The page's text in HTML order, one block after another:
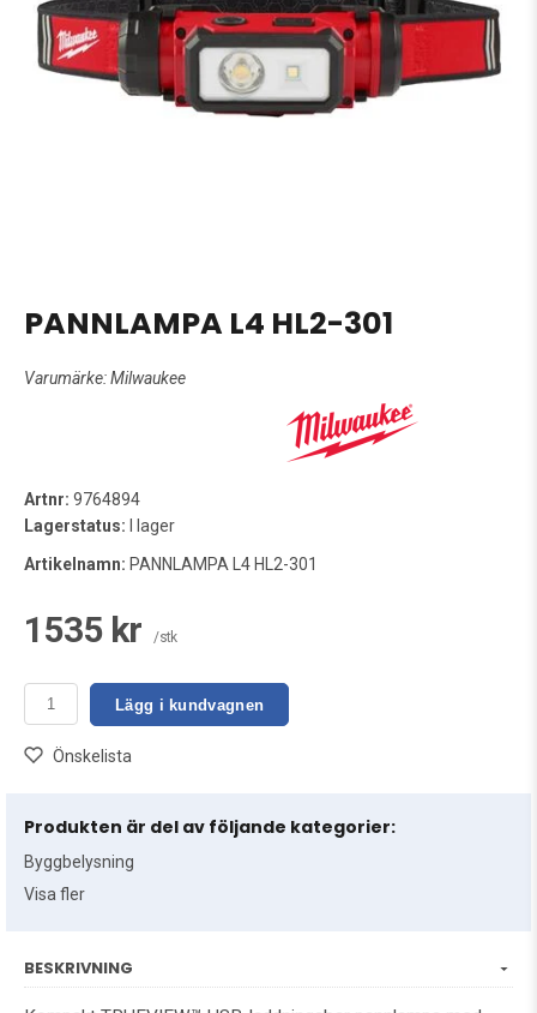
PANNLAMPA L4 HL2-301
Varumärke:Milwaukee
Artnr: 9764894
Lagerstatus: I lager
Artikelnamn: PANNLAMPA L4 HL2-301
1535 kr /stk
Lägg i kundvagnen
Önskelista
Produkten är del av följande kategorier:
Byggbelysning
Visa fler
BESKRIVNING